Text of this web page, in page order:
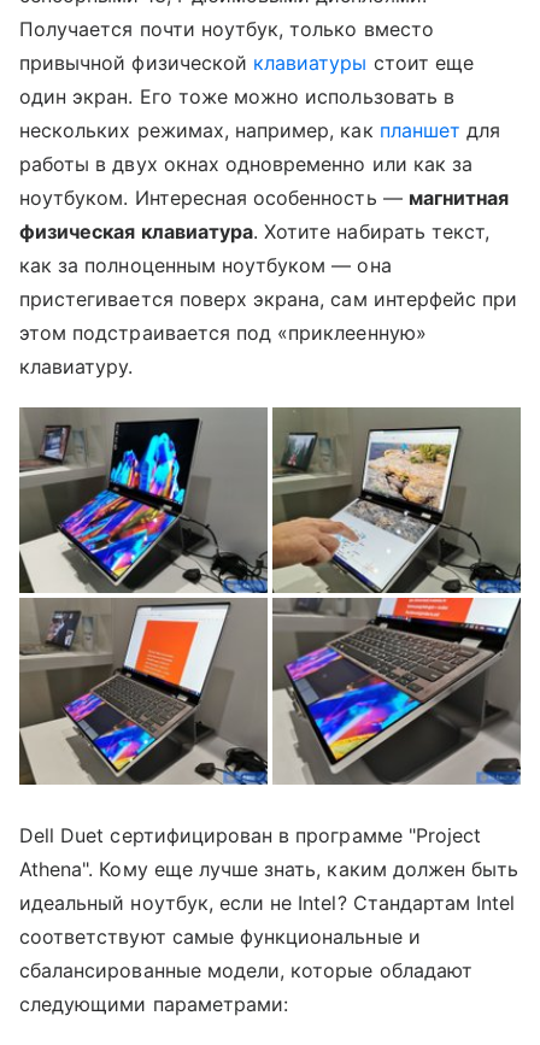
Получается почти ноутбук, только вместо
привычной физической клавиатуры стоит еще
один экран. Его тоже можно использовать в
нескольких режимах, например, как планшет для
работы в двух окнах одновременно или как за
ноутбуком. Интересная особенность — магнитная
физическая клавиатура. Хотите набирать текст,
как за полноценным ноутбуком — она
пристегивается поверх экрана, сам интерфейс при
этом подстраивается под «приклеенную»
клавиатуру.
Dell Duet сертифицирован в программе "Project
Athena". Кому еще лучше знать, каким должен быть
идеальный ноутбук, если не Intel? Стандартам Intel
соответствуют самые функциональные и
сбалансированные модели, которые обладают
следующими параметрами: